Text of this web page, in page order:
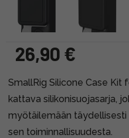
26,90 €
SmallRig Silicone Case Kit
kattava silikonisuojasarja,
myötäilemään
sen toiminnallisuudesta.